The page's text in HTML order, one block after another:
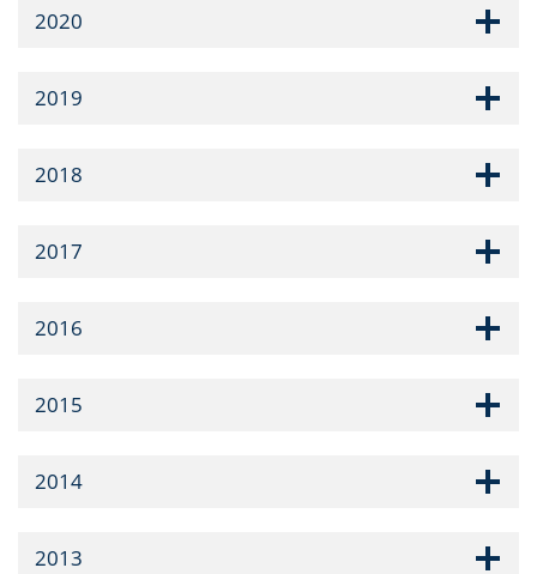
2020
2019
2018
2017
2016
2015
2014
2013